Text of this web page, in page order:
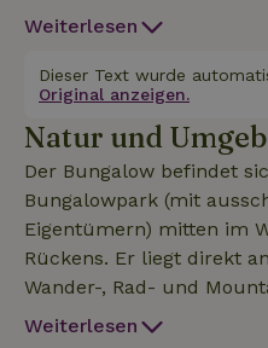
dem Fahrrad zu
Wenn du einen
Kalender blockiert ist,
an den Vermieter.
Zeitraum noch zur
bitte, was frühere Gäste
Haus und seine
Weiterlesen
Dieser Text wurde
Original anzeigen.
Natur und
Der Bungalow befindet
Bungalowpark (mit
Eigentümern) mitten im
Rückens. Er liegt direkt
Wander-, Rad- und
Weiterlesen